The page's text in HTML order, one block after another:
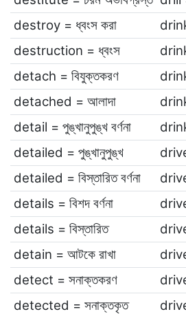
destroy = ধ্বংস করা
destruction = ধ্বংস
detach = বিযুক্তকরণ
detached = আলাদা
detail = পুঙ্খানুপুঙ্খ বর্ণনা
detailed = পুঙ্খানুপুঙ্খ
detailed = বিস্তারিত বর্ণনা
details = বিশদ বর্ণনা
details = বিস্তারিত
detain = আটকে রাখা
detect = সনাক্তকরণ
detected = সনাক্তকৃত